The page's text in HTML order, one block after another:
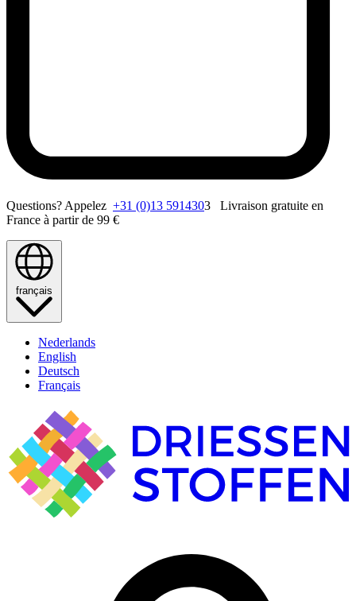
Questions? Appelez +31 (0)13 5914303 Livraison gratuite en
France à partir de 99 €
français
Nederlands
English
Deutsch
Français